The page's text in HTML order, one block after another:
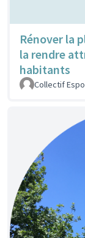
Rénover la
la rendre
habitants
Collectif